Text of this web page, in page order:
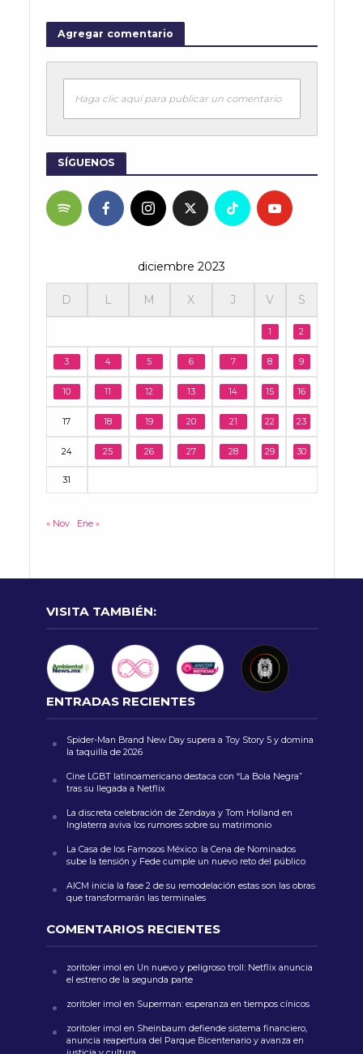
Agregar comentario
Haga clic aquí para publicar un comentario
SÍGUENOS
diciembre 2023
D L M X J V S
1 2
3 4 5 6 7 8 9
10 11 12 13 14 15 16
17 18 19 20 21 22 23
24 25 26 27 28 29 30
31
« Nov Ene »
VISITA TAMBIÉN:
ENTRADAS RECIENTES
Spider-Man Brand New Day supera a Toy Story 5 y domina
la taquilla de 2026
Cine LGBT latinoamericano destaca con “La Bola Negra”
tras su llegada a Netflix
La discreta celebración de Zendaya y Tom Holland en
Inglaterra aviva los rumores sobre su matrimonio
La Casa de los Famosos México: la Cena de Nominados
sube la tensión y Fede cumple un nuevo reto del público
AICM inicia la fase 2 de su remodelación estas son las obras
que transformarán las terminales
COMENTARIOS RECIENTES
zoritoler imol en Un nuevo y peligroso troll: Netflix anuncia
el estreno de la segunda parte
zoritoler imol en Superman: esperanza en tiempos cínicos
zoritoler imol en Sheinbaum defiende sistema financiero,
anuncia reapertura del Parque Bicentenario y avanza en